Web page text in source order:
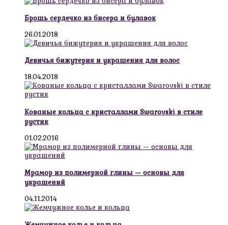
Брошь сердечко из бисера и булавок
26.01.2018
Девичья бижутерия и украшения для волос
18.04.2018
Кованые кольца с кристаллами Swarovski в стиле
рустик
01.02.2016
Мрамор из полимерной глины — основы для
украшений
04.11.2014